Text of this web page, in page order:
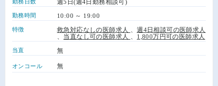
週5日(週4日勤務相談可)
勤務時間 10:00 ～ 19:00
特徴 救急対応なしの医師求人 、週4日相談可の医師求人
当直なし可の医師求人 1,800万円可の医師求人
当直 無
オンコール 無